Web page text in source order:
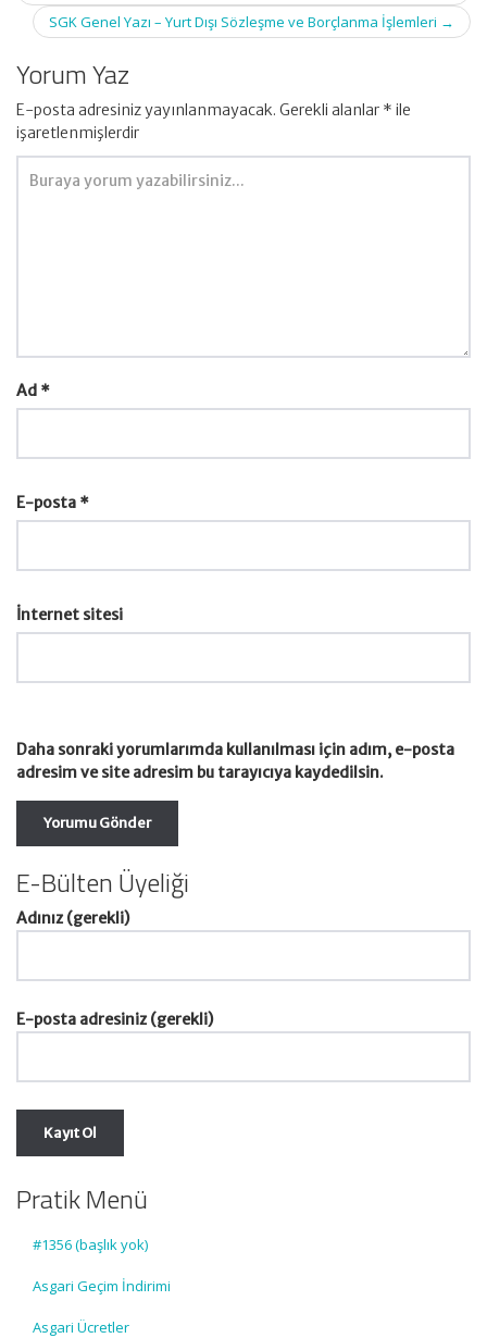
SGK Genel Yazı – Yurt Dışı Sözleşme ve Borçlanma İşlemleri →
Yorum Yaz
E-posta adresiniz yayınlanmayacak. Gerekli alanlar * ile
işaretlenmişlerdir
Ad *
E-posta *
İnternet sitesi
Daha sonraki yorumlarımda kullanılması için adım, e-posta
adresim ve site adresim bu tarayıcıya kaydedilsin.
E-Bülten Üyeliği
Adınız (gerekli)
E-posta adresiniz (gerekli)
Pratik Menü
#1356 (başlık yok)
Asgari Geçim İndirimi
Asgari Ücretler